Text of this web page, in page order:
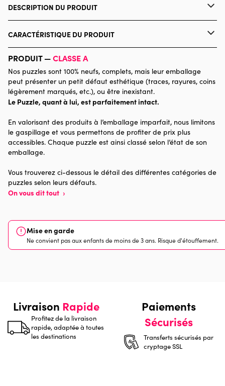
DESCRIPTION DU PRODUIT
Mélanie Delon
CARACTÉRISTIQUE DU PRODUIT
Catégorie Puzzles - Animaux marins
Age
Puzzle pour Adultes (500 à
Provenance Made in France
Dimensions
PRODUIT —CLASSE A
Nos puzzles sont 100% neufs, complets, mais leur emballage
peut présenter un petit défaut esthétique (traces, rayures, coins
légèrement marqués, etc.), ou être inexistant.
Le Puzzle, quant à lui, est parfaitement intact.
En valorisant des produits à l’emballage imparfait, nous limitons
le gaspillage et vous permettons de profiter de prix plus
accessibles. Chaque puzzle est ainsi classé selon l’état de son
emballage.
Vous trouverez ci-dessous le détail des différentes catégories de
puzzles selon leurs défauts.
On vous dit tout ›
Mise en garde
Ne convient pas aux enfants de moins de 3 ans. Risque d'étouffement.
Livraison Rapide
Profitez de la livraison
rapide, adaptée à toutes
les destinations
Paiements
Sécurisés
Transferts sécurisés par
cryptage SSL